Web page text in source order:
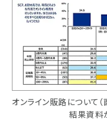
オンライン販路について
結果資料